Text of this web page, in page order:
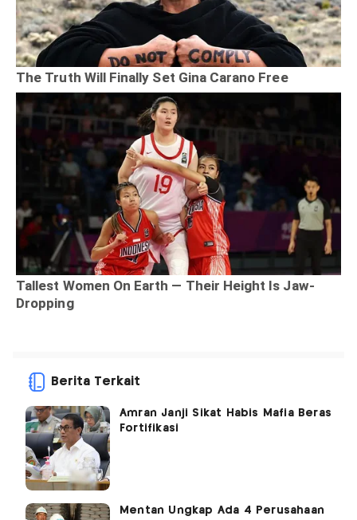
Berita Terkait
Amran Janji Sikat Habis Mafia Beras
Fortifikasi
Mentan Ungkap Ada 4 Perusahaan